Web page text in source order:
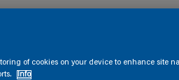
of cookies on your device to enhance site
Info